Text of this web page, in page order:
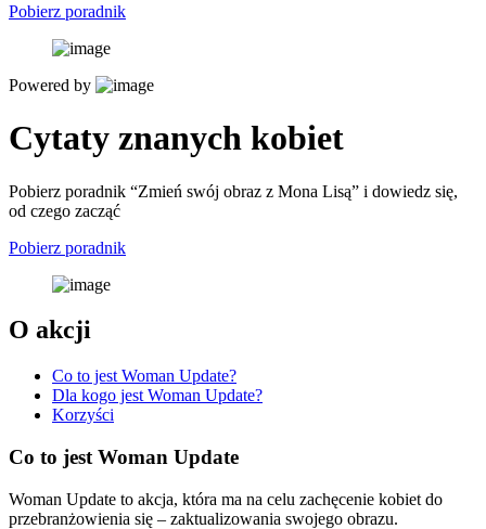
Pobierz poradnik
Powered by
Cytaty znanych kobiet
Pobierz poradnik “Zmień swój obraz z Mona Lisą” i dowiedz się,
od czego zacząć
Pobierz poradnik
O akcji
Co to jest Woman Update?
Dla kogo jest Woman Update?
Korzyści
Co to jest Woman Update
Woman Update to akcja, która ma na celu zachęcenie kobiet do
przebranżowienia się – zaktualizowania swojego obrazu.